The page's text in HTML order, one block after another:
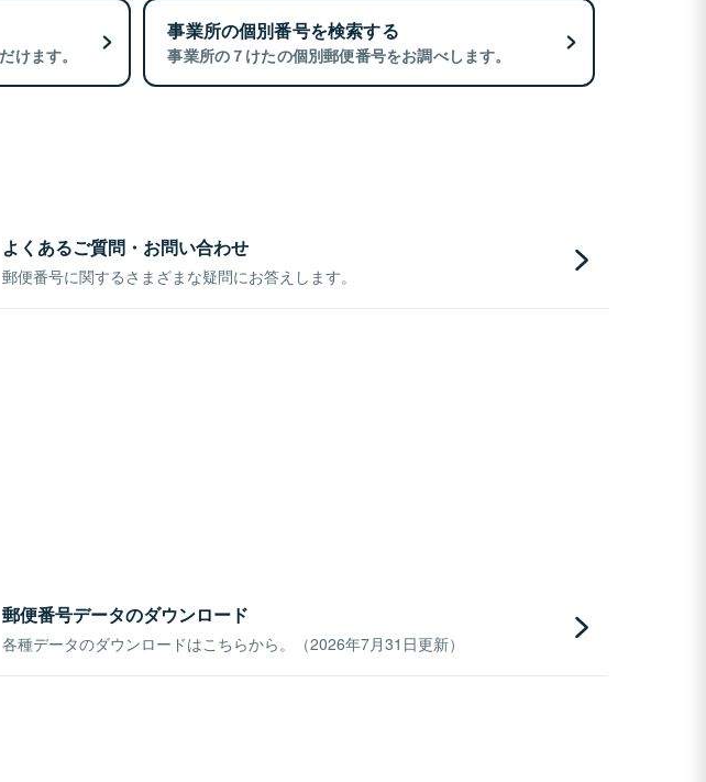
けます。
事業所の個別番号を検索する
事業所の７けたの個別郵便番号をお調べします。
よくあるご質問・お問い合わせ
郵便番号に関するさまざまな疑問にお答えします。
郵便番号データのダウンロード
各種データのダウンロードはこちらから。（2026年7月31日更新）